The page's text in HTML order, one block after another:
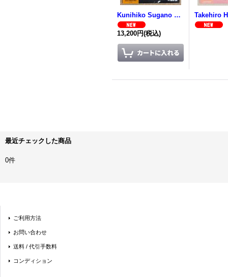
Kunihiko Sugano Trio + 1 - Love Is A Many Splendored Thing
13,200円(税込)
最近チェックした商品
0件
ご利用方法
お問い合わせ
送料 / 代引手数料
コンディション